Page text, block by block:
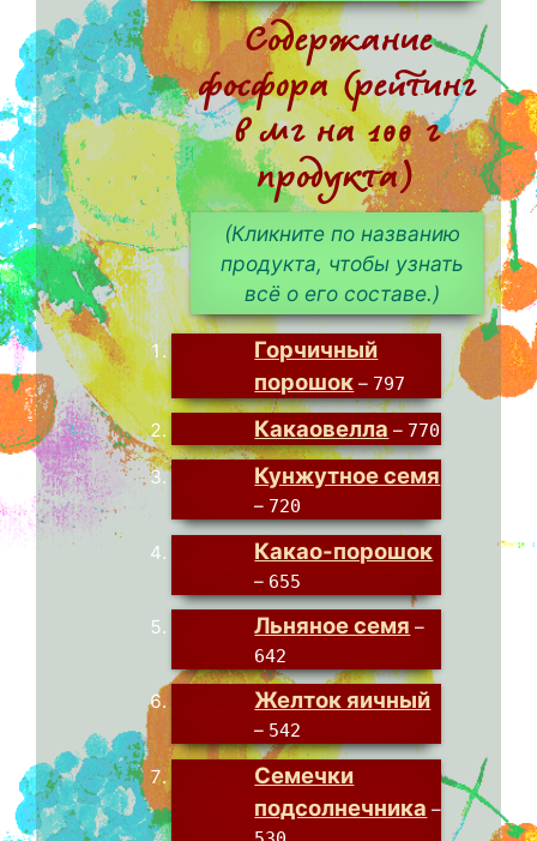
Содержание
фосфора (рейтинг
в мг на 100 г
продукта)
(Кликните по названию
продукта, чтобы узнать
всё о его составе.)
Горчичный
порошок – 797
Какаовелла – 770
Кунжутное семя
– 720
Какао-порошок
– 655
Льняное семя –
642
Желток яичный
– 542
Семечки
подсолнечника –